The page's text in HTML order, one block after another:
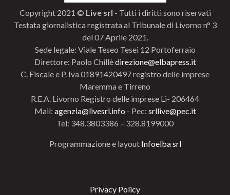
Copyright 2021 © Live srl - Tutti i diritti sono riservati
Testata giornalistica registrata al Tribunale di Livorno n° 3
del 07 Aprile 2021.
Sede legale: Viale Teseo Tesei 12 Portoferraio
Direttore: Paolo Chillèdirezione@elbapress.it
C. Fiscale e P. Iva 01891420497 registro delle imprese
Maremma e Tirreno
R.E.A. Livorno Registro delle imprese Li- 206464
Mail: agenzia@livesrl.info - Pec: srllive@pec.it
Tel: 348.3803386 – 328.8199000
Programmazione e layout Infoelba srl
Privacy Policy